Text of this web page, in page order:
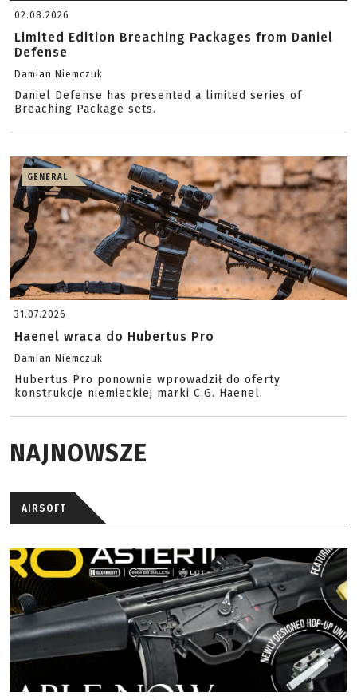
02.08.2026
Limited Edition Breaching Packages from Daniel
Defense
Damian Niemczuk
Daniel Defense has presented a limited series of
Breaching Package sets.
GENERAL
31.07.2026
Haenel wraca do Hubertus Pro
Damian Niemczuk
Hubertus Pro ponownie wprowadził do oferty
konstrukcje niemieckiej marki C.G. Haenel.
NAJNOWSZE
AIRSOFT